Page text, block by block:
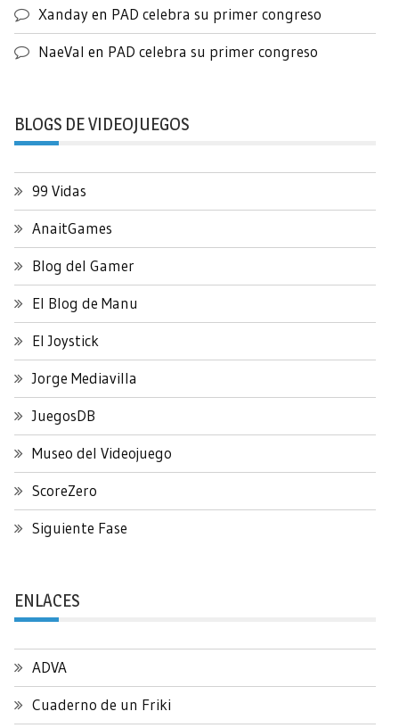
Xandayen PAD celebra su primer congreso
NaeVal en PAD celebra su primer congreso
BLOGS DE VIDEOJUEGOS
99 Vidas
AnaitGames
Blog del Gamer
El Blog de Manu
El Joystick
Jorge Mediavilla
JuegosDB
Museo del Videojuego
ScoreZero
Siguiente Fase
ENLACES
ADVA
Cuaderno de un Friki